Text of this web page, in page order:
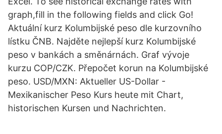
graph,fill in the following fields and click Go!
Aktuální kurz Kolumbijské peso dle kurzovního
lístku ČNB. Najděte nejlepší kurz Kolumbijské
peso v bankách a směnárnách. Graf vývoje
kurzu COP/CZK. Přepočet korun na Kolumbijské
peso. USD/MXN: Aktueller US-Dollar -
Mexikanischer Peso Kurs heute mit Chart,
historischen Kursen und Nachrichten.